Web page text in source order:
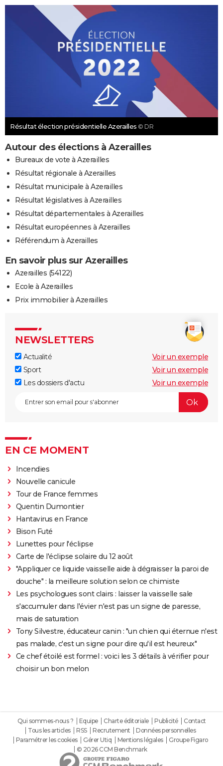
Résultat élection présidentielle Azerailles © DR
Autour des élections à Azerailles
Bureaux de vote à Azerailles
Résultat régionale à Azerailles
Résultat municipale à Azerailles
Résultat législatives à Azerailles
Résultat départementales à Azerailles
Résultat européennes à Azerailles
Référendum à Azerailles
En savoir plus sur Azerailles
Azerailles (54122)
Ecole à Azerailles
Prix immobilier à Azerailles
NEWSLETTERS
Actualité
Voir un exemple
Sport
Voir un exemple
Les dossiers d'actu
Voir un exemple
EN CE MOMENT
Incendies
Nouvelle canicule
Tour de France femmes
Quentin Dumontier
Hantavirus en France
Bison Futé
Lunettes pour l'éclipse
Carte de l'éclipse solaire du 12 août
"Appliquer ce liquide vaisselle aide à dégraisser la paroi de
douche" : la meilleure solution selon ce chimiste
Les psychologues sont clairs : laisser la vaisselle sale
s'accumuler dans l'évier n'est pas un signe de paresse,
mais de saturation
Tony Silvestre, éducateur canin : "un chien qui éternue n'est
pas malade, c'est un signe pour dire qu'il est heureux"
Ce chef étoilé est formel : voici les 3 détails à vérifier pour
choisir un bon melon
Qui sommes-nous ? Equipe Charte éditoriale Publicité
Contact
Tous les articles
RSS Recrutement
Données personnelles
Paramétrer les cookies
Gérer Utiq Mentions légales
Groupe Figaro
© 2026 CCM Benchmark